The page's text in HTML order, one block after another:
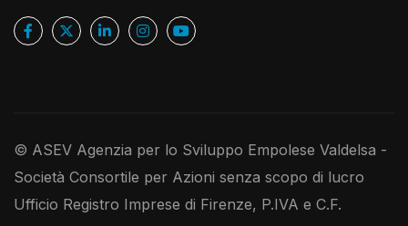
© ASEV Agenzia per lo Sviluppo Empolese Valdelsa -
Società Consortile per Azioni senza scopo di lucro
Ufficio Registro Imprese di Firenze, P.IVA e C.F.